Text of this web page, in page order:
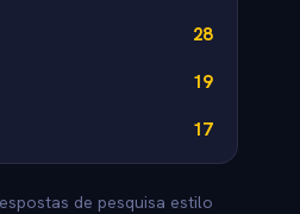
28
19
17
de pesquisa estilo